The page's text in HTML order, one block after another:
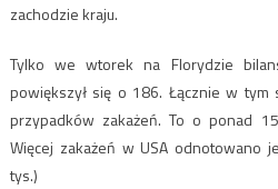
zachodzie kraju.
Tylko we wtorek na Florydzie
powiększył się o 186. Łącznie w
przypadków zakażeń. To o ponad
Więcej zakażeń w USA odnotowano
tys.)